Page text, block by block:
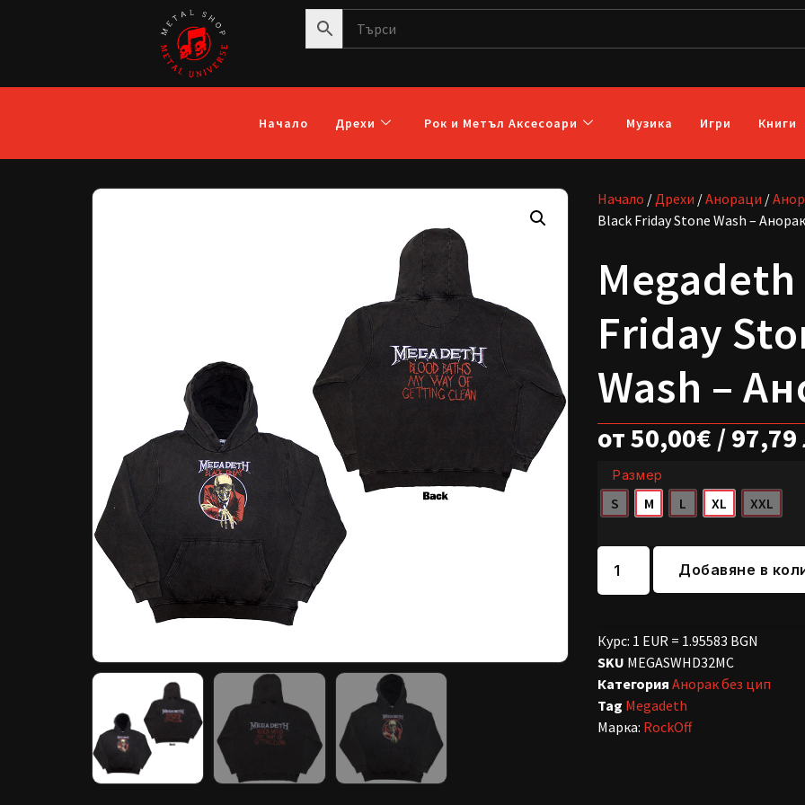
Начало Дрехи Рок и Метъл Аксесоари Музика Игри Книги
Начало / Дрехи /Анораци /
Black Friday Stone Wash – Анорак
Friday
Wash –
от50,00€ / 97,79
Размер
S M L XL XXL
Добавяне в
Курс: 1 EUR = 1.95583 BGN
SKU MEGASWHD32MC
Категория Анорак без цип
Tag Megadeth
Марка: RockOff